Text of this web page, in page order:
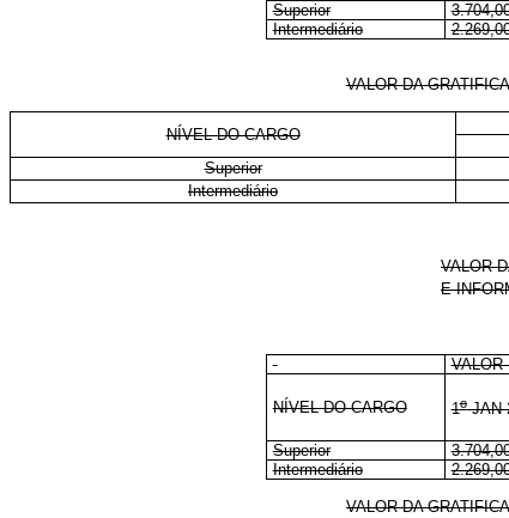
Superior
Intermediário
VALOR DA
NÍVEL DO CARGO
Superior
Intermediário
VALOR
E
VALOR
NÍVEL DO CARGO 1oJAN
Superior
Intermediário
VALOR DA